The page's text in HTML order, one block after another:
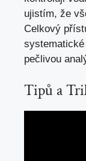
ujistím, že
Celkový
pečlivou
Tipů a